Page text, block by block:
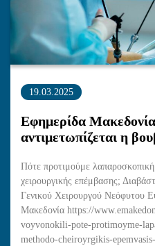
19.03.2025
Εφημερίδα
αντιμετωπίζεται η
Πότε προτιμούμε
χειρουργικής επέμβασης;
Γενικού Χειρουργού Νεόφυτου
Μακεδονία https://
voyvonokili-pote-protimoyme-
methodo-cheiroyrgikis-